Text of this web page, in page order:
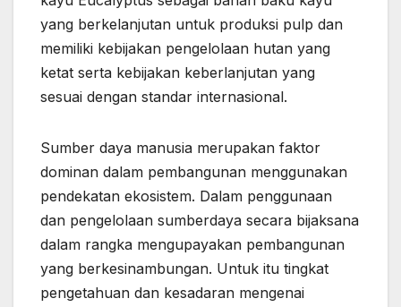
yang berkelanjutan untuk produksi pulp dan
memiliki kebijakan pengelolaan hutan yang
ketat serta kebijakan keberlanjutan yang
sesuai dengan standar internasional.
Sumber daya manusia merupakan faktor
dominan dalam pembangunan menggunakan
pendekatan ekosistem. Dalam penggunaan
dan pengelolaan sumberdaya secara bijaksana
dalam rangka mengupayakan pembangunan
yang berkesinambungan. Untuk itu tingkat
pengetahuan dan kesadaran mengenai